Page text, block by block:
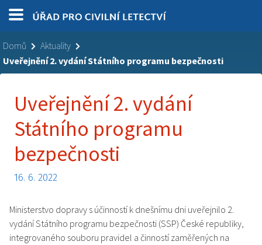
Domů
Aktuality
Uveřejnění 2. vydání Státního programu bezpečnosti
Uveřejnění 2. vydání
Státního programu
bezpečnosti
16. 6. 2022
Ministerstvo dopravy s účinností k dnešnímu dni uveřejnilo 2.
vydání Státního programu bezpečnosti (SSP) České republiky,
integrovaného souboru pravidel a činností zaměřených na